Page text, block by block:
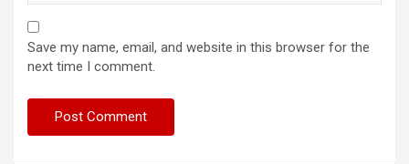
Save my name, email, and website in this browser for the
next time I comment.